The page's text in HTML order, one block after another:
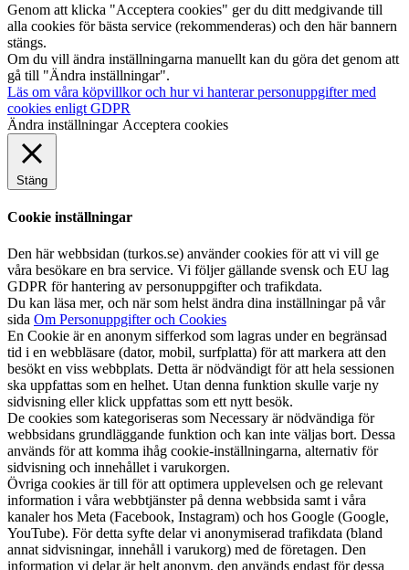
Genom att klicka "Acceptera cookies" ger du ditt medgivande till
alla cookies för bästa service (rekommenderas) och den här bannern
stängs.
Om du vill ändra inställningarna manuellt kan du göra det genom att
gå till "Ändra inställningar".
Läs om våra köpvillkor och hur vi hanterar personuppgifter med
cookies enligt GDPR
Ändra inställningar Acceptera cookies
Stäng
Cookie inställningar
Den här webbsidan (turkos.se) använder cookies för att vi vill ge
våra besökare en bra service. Vi följer gällande svensk och EU lag
GDPR för hantering av personuppgifter och trafikdata.
Du kan läsa mer, och när som helst ändra dina inställningar på vår
sida Om Personuppgifter och Cookies
En Cookie är en anonym sifferkod som lagras under en begränsad
tid i en webbläsare (dator, mobil, surfplatta) för att markera att den
besökt en viss webbplats. Detta är nödvändigt för att hela sessionen
ska uppfattas som en helhet. Utan denna funktion skulle varje ny
sidvisning eller klick uppfattas som ett nytt besök.
De cookies som kategoriseras som Necessary är nödvändiga för
webbsidans grundläggande funktion och kan inte väljas bort. Dessa
används för att komma ihåg cookie-inställningarna, alternativ för
sidvisning och innehållet i varukorgen.
Övriga cookies är till för att optimera upplevelsen och ge relevant
information i våra webbtjänster på denna webbsida samt i våra
kanaler hos Meta (Facebook, Instagram) och hos Google (Google,
YouTube). För detta syfte delar vi anonymiserad trafikdata (bland
annat sidvisningar, innehåll i varukorg) med de företagen. Den
information vi delar är helt anonym, den används endast för dessa